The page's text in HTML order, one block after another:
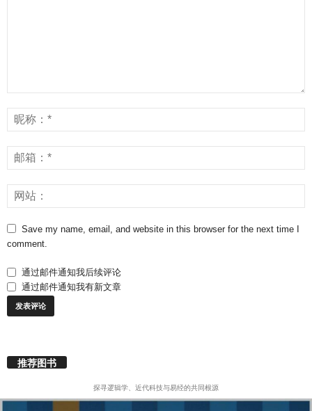
Save my name, email, and website in this browser for the next time I
comment.
通过邮件通知我后续评论
通过邮件通知我有新文章
推荐图书
探寻逻辑学、近代科技与易经的共同根源